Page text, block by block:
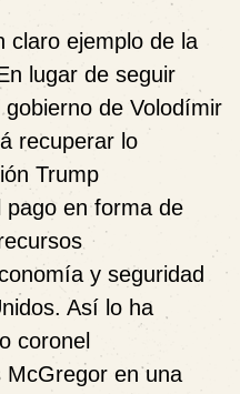
claro ejemplo de la
lugar de seguir
de Volodímir
recuperar lo
Trump
pago en forma de
y seguridad
Así lo ha
coronel
McGregor en una